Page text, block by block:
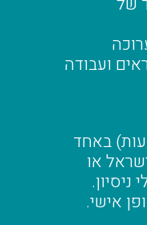
ועבודה
התמחות (86 שעות) באחד
או
אישי.